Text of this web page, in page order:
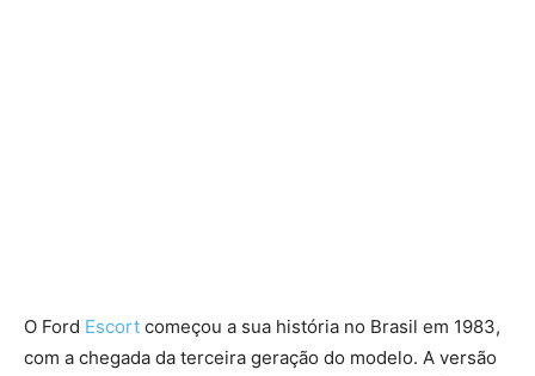
O Ford Escort começou a sua história no Brasil em 1983,
com a chegada da terceira geração do modelo. A versão